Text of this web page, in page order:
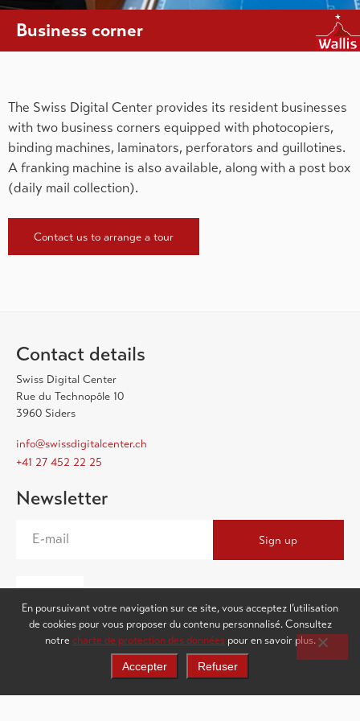
Business corner
The Swiss Digital Center provides its resident businesses
with two business corners equipped with photocopiers,
binding machines, laminators, perforators and guillotines.
A franking machine is also available, along with a post box
(daily mail collection).
Contact us to arrange a tour
Contact details
Swiss Digital Center
Rue du Technopôle 10
3960 Siders
info@swissdigitalcenter.ch
+41 27 452 22 25
Newsletter
Sign up
EN
En poursuivant votre navigation sur ce site, vous acceptez l’utilisation
de cookies pour vous proposer du contenu personnalisé. Consultez
notre charte de protection des donnéespour en savoir plus.
Accepter Refuser